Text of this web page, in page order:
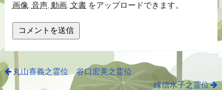
画像, 音声, 動画, 文書をアップロードできます。
丸山喜義之霊位 谷口宏美之霊位
縁信水子之霊位